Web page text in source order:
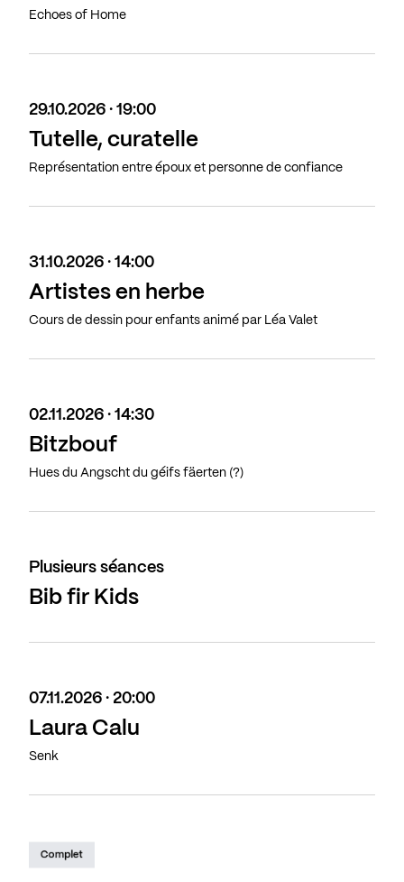
Echoes of Home
29.10.2026 · 19:00
Tutelle, curatelle
Représentation entre époux et personne de confiance
31.10.2026 · 14:00
Artistes en herbe
Cours de dessin pour enfants animé par Léa Valet
02.11.2026 · 14:30
Bitzbouf
Hues du Angscht du géifs fäerten (?)
Plusieurs séances
Bib fir Kids
07.11.2026 · 20:00
Laura Calu
Senk
Complet